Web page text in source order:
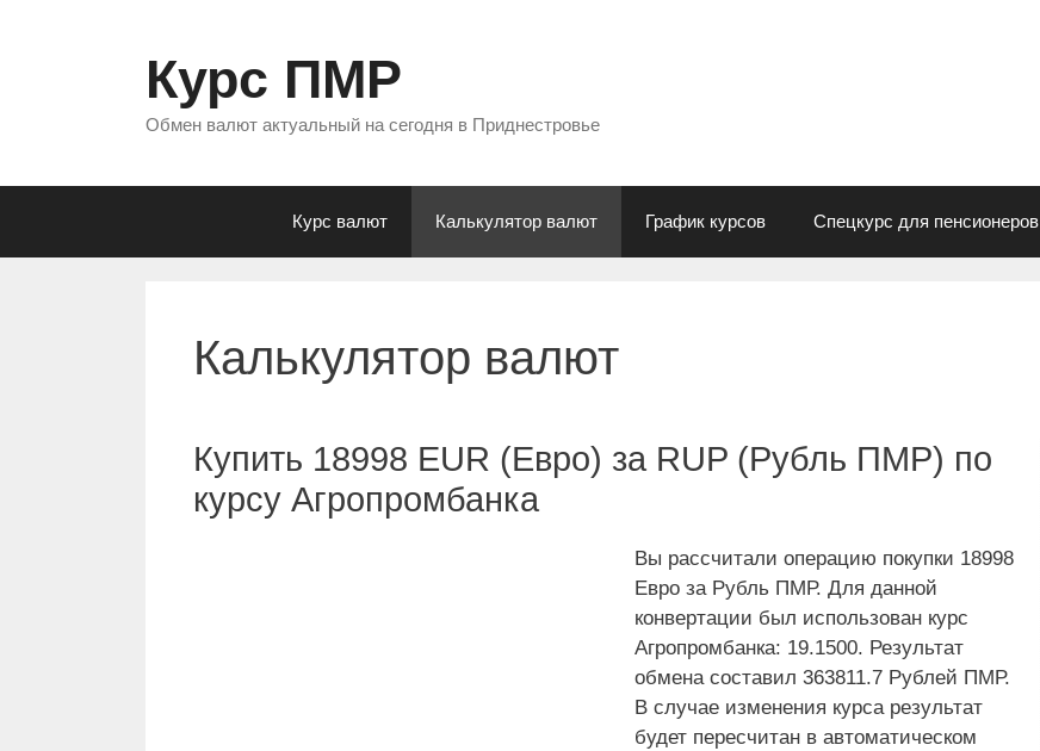
Курс ПМР
Обмен валют актуальный на сегодня в Приднестровье
Курс валют Калькулятор валют График курсов Спецкурс для пенсионеров
Калькулятор валют
Купить 18998 EUR (Евро) за RUP (Рубль ПМР) по
курсу Агропромбанка
Вы рассчитали операцию покупки 18998
Евро за Рубль ПМР. Для данной
конвертации был использован курс
Агропромбанка: 19.1500. Результат
обмена составил 363811.7 Рублей ПМР.
В случае изменения курса результат
будет пересчитан в автоматическом